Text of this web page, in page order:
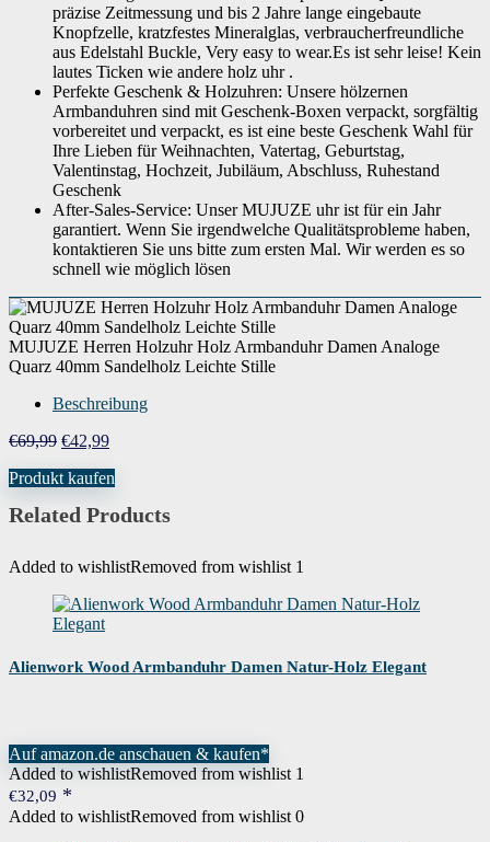
Modelljahr 2018
Artikelnummer UW1007Walnut
Wenn dieses Produkt von Amazon verkauft wird, finden Sie die
Garantieinformationen auf der Webseite des Herstellers. Wenn dieses Produkt
von einer anderen Partei verkauft wird, wenden Sie sich bitte direkt an den
Verkäufer, um Garantieinformationen für dieses Produkt zu erhalten.
Möglicherweise finden Sie auch Garantieinformationen auf der Webseite des
Herstellers.
präzise Zeitmessung und bis 2 Jahre lange eingebaute
Knopfzelle, kratzfestes Mineralglas, verbraucherfreundliche
aus Edelstahl Buckle, Very easy to wear.Es ist sehr leise! Kein
lautes Ticken wie andere holz uhr .
Perfekte Geschenk & Holzuhren: Unsere hölzernen
Armbanduhren sind mit Geschenk-Boxen verpackt, sorgfältig
vorbereitet und verpackt, es ist eine beste Geschenk Wahl für
Ihre Lieben für Weihnachten, Vatertag, Geburtstag,
Valentinstag, Hochzeit, Jubiläum, Abschluss, Ruhestand
Geschenk
After-Sales-Service: Unser MUJUZE uhr ist für ein Jahr
garantiert. Wenn Sie irgendwelche Qualitätsprobleme haben,
kontaktieren Sie uns bitte zum ersten Mal. Wir werden es so
schnell wie möglich lösen
MUJUZE Herren Holzuhr Holz Armbanduhr Damen Analoge
Quarz 40mm Sandelholz Leichte Stille
Beschreibung
€69,99 Ursprünglicher
war:
€42,99Aktueller
ist:
Produkt kaufen
Related Products
Added to wishlistRemoved from wishlist 1
Alienwork Wood Armbanduhr Damen Natur-Holz Elegant
Auf amazon.de anschauen & kaufen*
Added to wishlistRemoved from wishlist 1
€32,09
Added to wishlistRemoved from wishlist 0